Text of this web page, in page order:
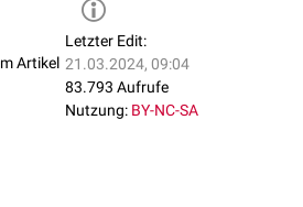
Artikel
Letzter Edit:
21.03.2024, 09:04
83.793 Aufrufe
Nutzung: BY-NC-SA